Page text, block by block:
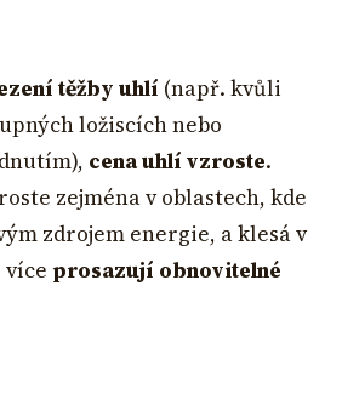
těžby uhlí (např. kvůli
ložiscích nebo
cena uhlí vzroste.
zejména v oblastech, kde
zdrojem energie, a klesá v
více prosazují obnovitelné